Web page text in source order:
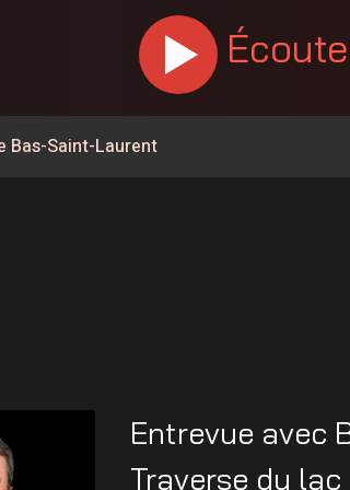
Bas-Saint-Laurent
l’Opération nationale concertée en
du Carrefour d’initiatives populaire
de feux de forêt en juillet au Québec
la Société portuaire du Bas-Saint-Laurent
Entrevue avec
Traverse du